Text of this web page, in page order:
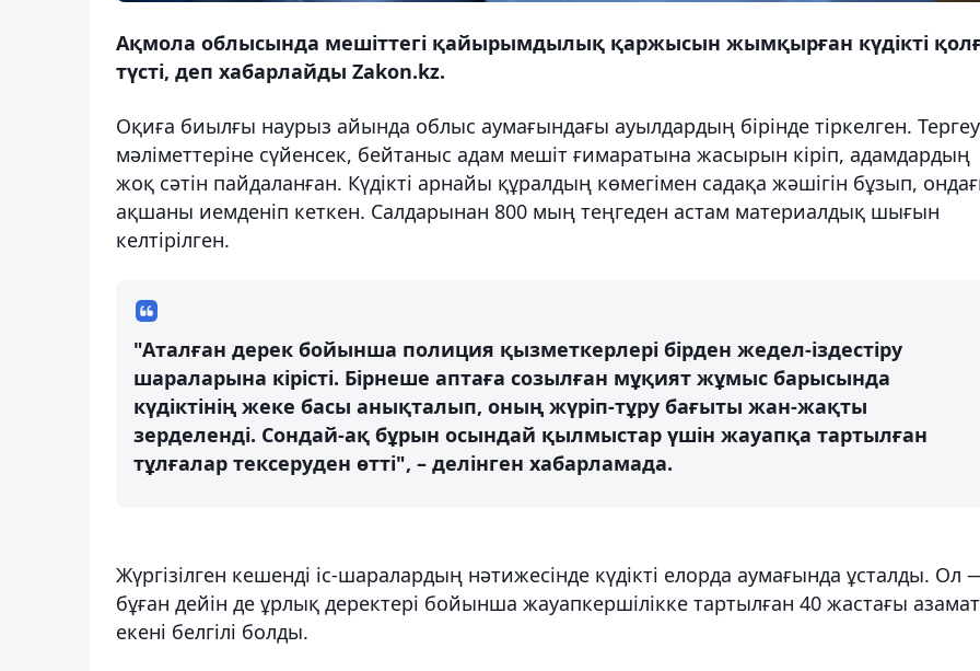
Ақмола облысында мешіттегі қайырымдылық қаржысын жымқырған күдікті
түсті, деп хабарлайды Zakon.kz.
Оқиға биылғы наурыз айында облыс аумағындағы ауылдардың бірінде тіркелген. Тергеу
мәліметтеріне сүйенсек, бейтаныс адам мешіт ғимаратына жасырын кіріп, адамдардың
жоқ сәтін пайдаланған. Күдікті арнайы құралдың көмегімен садақа жәшігін бұзып,
ақшаны иемденіп кеткен. Салдарынан 800 мың теңгеден астам материалдық шығын
келтірілген.
"Аталған дерек бойынша полиция қызметкерлері бірден жедел-іздестіру
шараларына кірісті. Бірнеше аптаға созылған мұқият жұмыс барысында
күдіктінің жеке басы анықталып, оның жүріп-тұру бағыты жан-жақты
зерделенді. Сондай-ақ бұрын осындай қылмыстар үшін жауапқа тартылған
тұлғалар тексеруден өтті", – делінген хабарламада.
Жүргізілген кешенді іс-шаралардың нәтижесінде күдікті елорда аумағында ұсталды. Ол
бұған дейін де ұрлық деректері бойынша жауапкершілікке тартылған 40 жастағы азамат
екені белгілі болды.